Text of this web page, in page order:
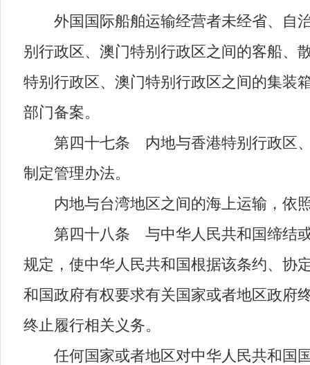
外国国际船舶运输经营者未经省、自治
别行政区、澳门特别行政区之间的客船、
特别行政区、澳门特别行政区之间的集装
部门备案。
第四十七条 内地与香港特别行政区、
制定管理办法。
内地与台湾地区之间的海上运输，依
第四十八条 与中华人民共和国缔结或
规定，使中华人民共和国根据该条约、协
和国政府有权要求有关国家或者地区政府
终止履行相关义务。
任何国家或者地区对中华人民共和国国